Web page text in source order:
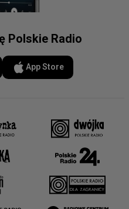
Polskie Radio
App Store